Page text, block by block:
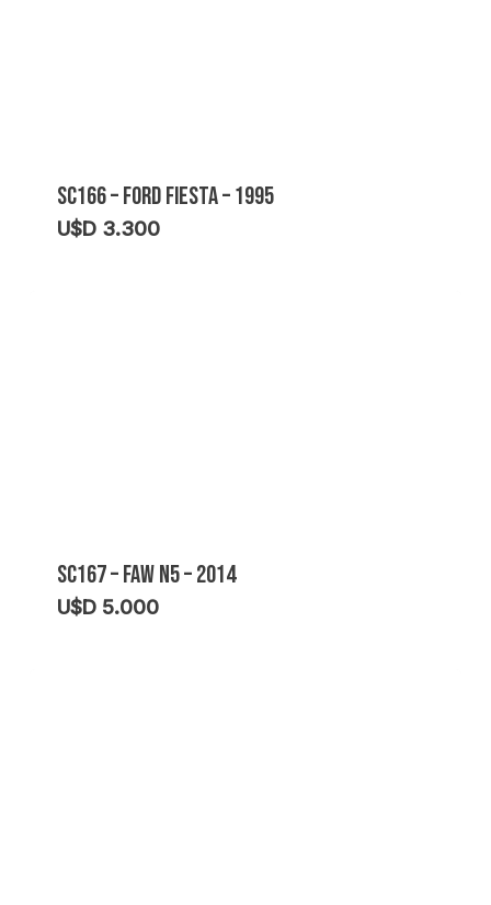
SC166 – FORD FIESTA – 1995
U$D 3.300
SC167 – FAW N5 – 2014
U$D 5.000